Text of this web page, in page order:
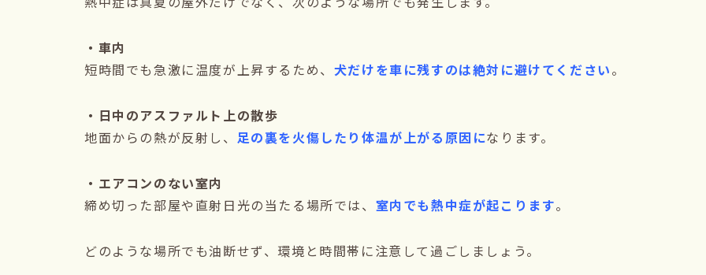
・車内
短時間でも急激に温度が上昇するため、 犬だけを車に残すのは絶対に避けてください。
・日中のアスファルト上の散歩
地面からの熱が反射し、 足の裏を火傷したり体温が上がる原因になります。
・エアコンのない室内
締め切った部屋や直射日光の当たる場所では、 室内でも熱中症が起こります。
どのような場所でも油断せず、環境と時間帯に注意して過ごしましょう。